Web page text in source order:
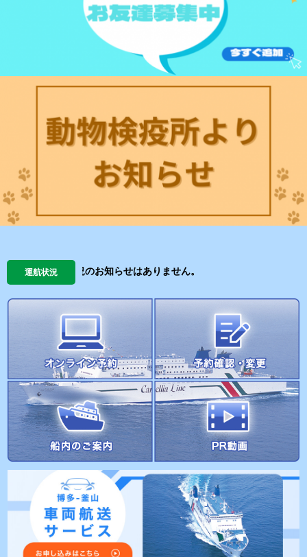
運航状況
運航状況のお知らせはありません。